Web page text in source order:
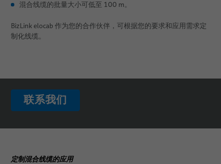
机器人
弧焊
铆接
医疗机器人
销售网络
关于我们
出版物
混合线缆的批量大小可低至 100 m。
BizLink elocab 作为您的合作伙伴，可根据您的要求和应用需求定
制化线缆。
联系我们
定制混合线缆的应用